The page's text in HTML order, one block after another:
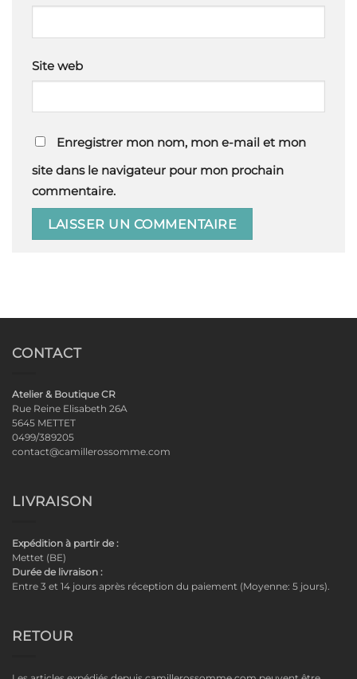
Site web
Enregistrer mon nom, mon e-mail et mon
site dans le navigateur pour mon prochain
commentaire.
CONTACT
Atelier & Boutique CR
Rue Reine Elisabeth 26A
5645 METTET
0499/389205
contact@camillerossomme.com
LIVRAISON
Expédition à partir de :
Mettet (BE)
Durée de livraison :
Entre 3 et 14 jours après réception du paiement (Moyenne: 5 jours).
RETOUR